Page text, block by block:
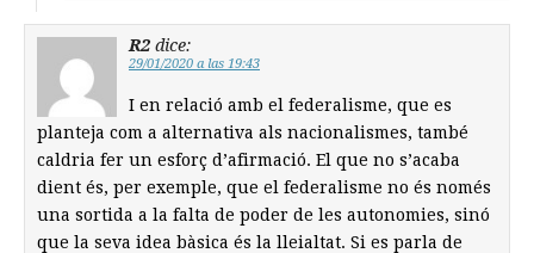
R2 dice:
29/01/2020 a las 19:43
I en relació amb el federalisme, que es
planteja com a alternativa als nacionalismes, també
caldria fer un esforç d’afirmació. El que no s’acaba
dient és, per exemple, que el federalisme no és només
una sortida a la falta de poder de les autonomies, sinó
que la seva idea bàsica és la lleialtat. Si es parla de